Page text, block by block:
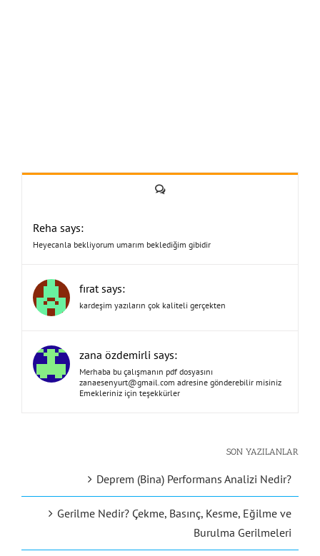
Yorum
Reha says:
Heyecanla bekliyorum umarım beklediğim gibidir
fırat says:
kardeşim yazıların çok kaliteli gerçekten
zana özdemirli says:
Merhaba bu çalışmanın pdf dosyasını
zanaesenyurt@gmail.com adresine gönderebilir misiniz
Emekleriniz için teşekkürler
SON YAZILANLAR
Deprem (Bina) Performans Analizi Nedir?
Gerilme Nedir? Çekme, Basınç, Kesme, Eğilme ve
Burulma Gerilmeleri